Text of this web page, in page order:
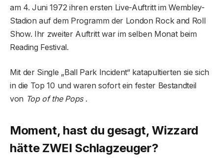
am 4. Juni 1972 ihren ersten Live-Auftritt im Wembley-
Stadion auf dem Programm der London Rock and Roll
Show. Ihr zweiter Auftritt war im selben Monat beim
Reading Festival.
Mit der Single „Ball Park Incident“ katapultierten sie sich
in die Top 10 und waren sofort ein fester Bestandteil
von Top of the Pops.
Moment, hast du gesagt, Wizzard
hätte ZWEI Schlagzeuger?